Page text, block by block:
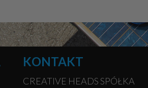
KONTAKT
CREATIVE HEADS SPÓŁKA